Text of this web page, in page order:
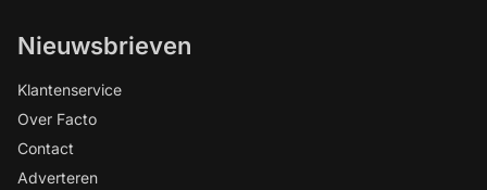
Nieuwsbrieven
Klantenservice
Over Facto
Contact
Adverteren